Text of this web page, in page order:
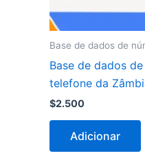
Base de dados de
Base de dados
telefone da
$2.500
Adicionar